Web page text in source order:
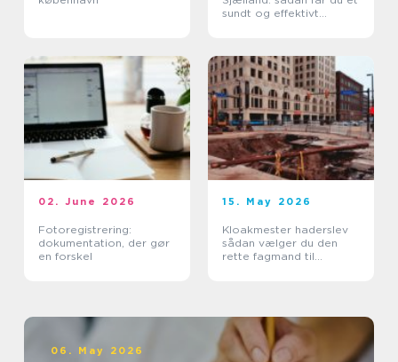
sundt og effektivt
02. June 2026
Fotoregistrering:
dokumentation, der gør
en forskel
15. May 2026
Kloakmester haderslev
sådan vælger du den
rette fagmand til
06. May 2026